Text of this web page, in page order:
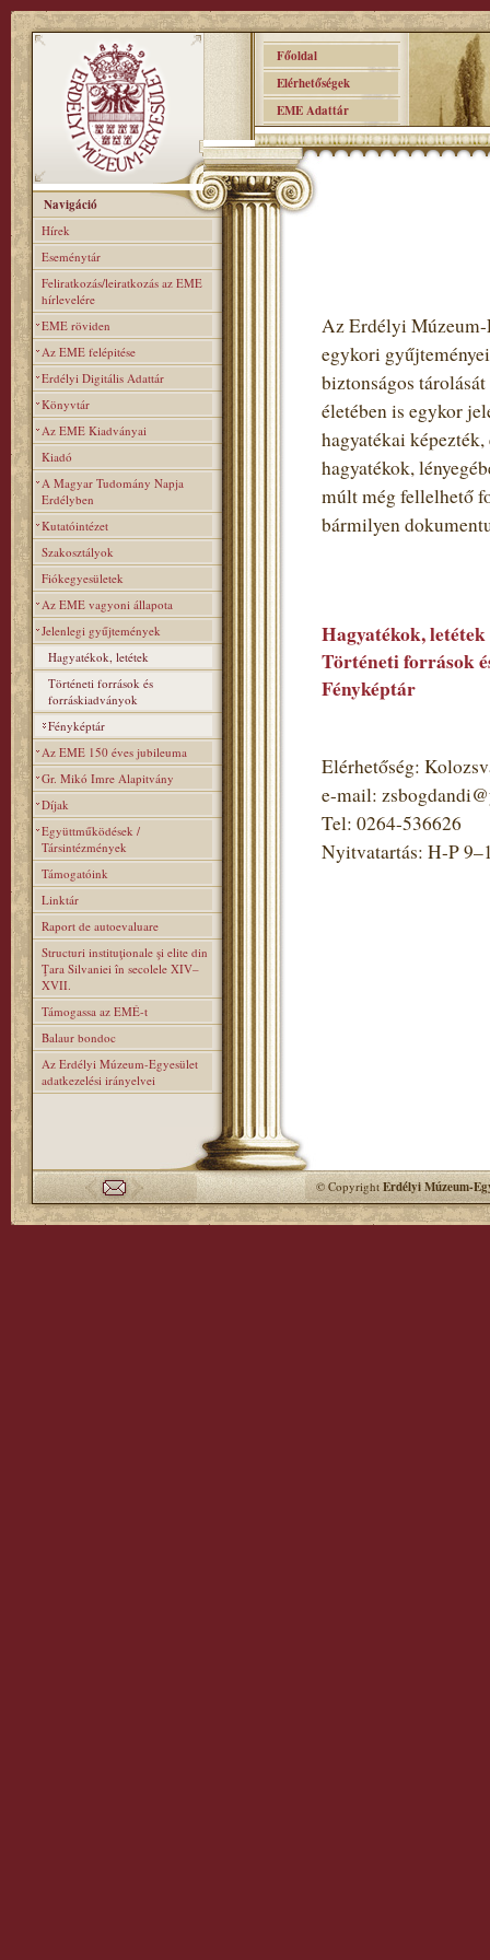
Főoldal
Elérhetőségek
EME Adattár
Navigáció
Hírek
Eseménytár
Feliratkozás/leiratkozás az EME
hírlevelére
EME röviden
Az EME felépitése
Erdélyi Digitális Adattár
Könyvtár
Az EME Kiadványai
Kiadó
A Magyar Tudomány Napja
Erdélyben
Kutatóintézet
Szakosztályok
Fiókegyesületek
Az EME vagyoni állapota
Jelenlegi gyűjtemények
Hagyatékok, letétek
Történeti források és
forráskiadványok
Fényképtár
Az EME 150 éves jubileuma
Gr. Mikó Imre Alapitvány
Díjak
Együttműködések /
Társintézmények
Támogatóink
Linktár
Raport de autoevaluare
Structuri instituţionale şi elite din
Ţara Silvaniei în secolele XIV–
XVII.
Támogassa az EMÉ-t
Balaur bondoc
Az Erdélyi Múzeum-Egyesület
adatkezelési irányelvei
Az Erdélyi Múzeum-
egykori
biztonságos
életében is egykor
hagyatékai
hagyatékok,
múlt még fellelhető
bármilyen
Hagyatékok, letétek
Történeti források
Fényképtár
Elérhetőség:
e-mail:
Tel: 0264-536626
Nyitvatartás: H-P
© CopyrightErdélyi Múzeum-